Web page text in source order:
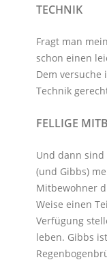
TECHNIK
Fragt man
schon einen
Dem versuche
Technik
FELLIGE
Und dann sind
(und Gibbs)
Mitbewohner
Weise einen
Verfügung
leben. Gibbs